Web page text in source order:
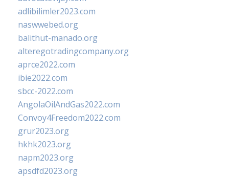
adlibilimler2023.com
naswwebed.org
balithut-manado.org
alteregotradingcompany.org
aprce2022.com
ibie2022.com
sbcc-2022.com
AngolaOilAndGas2022.com
Convoy4Freedom2022.com
grur2023.org
hkhk2023.org
napm2023.org
apsdfd2023.org